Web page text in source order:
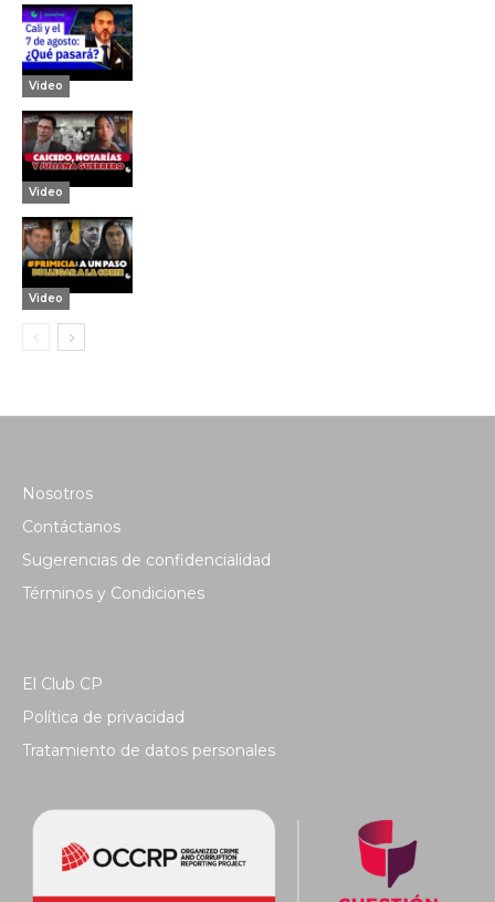
Video
Video
Video
Nosotros
Contáctanos
Sugerencias de confidencialidad
Términos y Condiciones
El Club CP
Política de privacidad
Tratamiento de datos personales